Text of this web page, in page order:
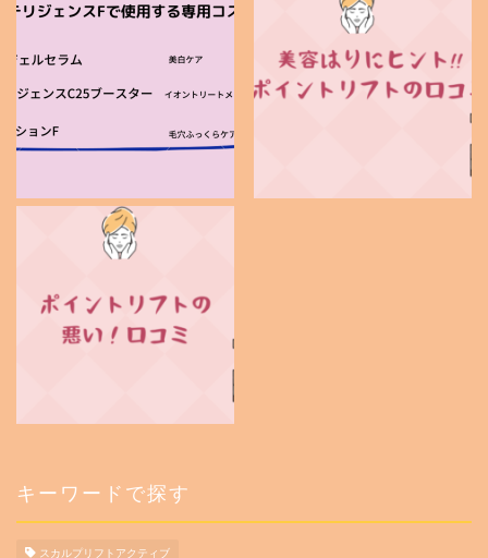
キーワードで探す
スカルプリフトアクティブ